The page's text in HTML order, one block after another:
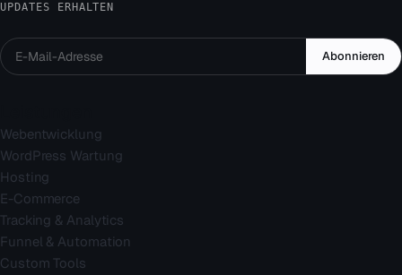
UPDATES ERHALTEN
Abonnieren
Webentwicklung
WordPress Wartung
Hosting
E-Commerce
Tracking & Analytics
Funnel & Automation
Custom Tools